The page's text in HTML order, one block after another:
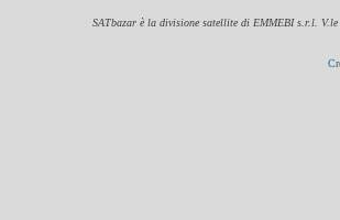
SATbazar è la divisione satellite di EMMEBI s.r.l.